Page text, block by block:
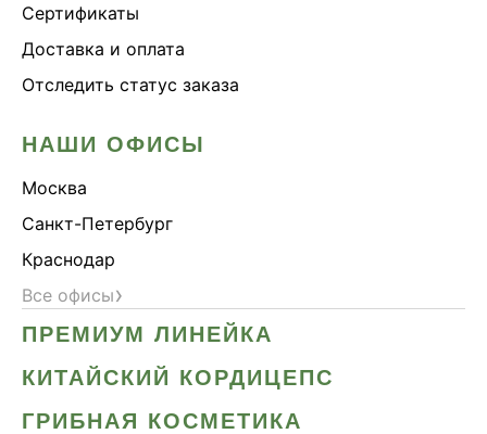
Сертификаты
Доставка и оплата
Отследить статус заказа
НАШИ ОФИСЫ
Москва
Санкт-Петербург
Краснодар
Все офисы›
ПРЕМИУМ ЛИНЕЙКА
КИТАЙСКИЙ КОРДИЦЕПС
ГРИБНАЯ КОСМЕТИКА